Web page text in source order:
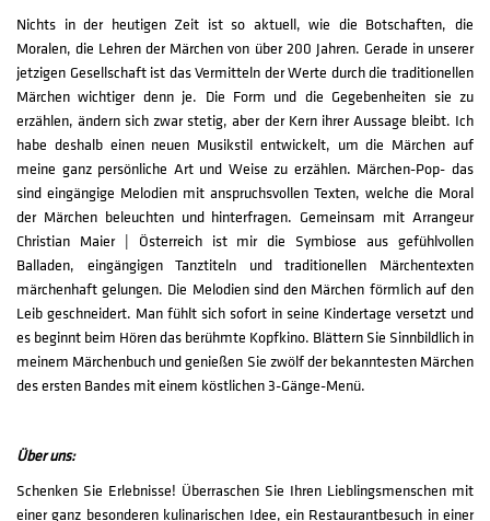
Nichts in der heutigen Zeit ist so aktuell, wie die Botschaften, die
Moralen, die Lehren der Märchen von über 200 Jahren. Gerade in unserer
jetzigen Gesellschaft ist das Vermitteln der Werte durch die traditionellen
Märchen wichtiger denn je. Die Form und die Gegebenheiten sie zu
erzählen, ändern sich zwar stetig, aber der Kern ihrer Aussage bleibt. Ich
habe deshalb einen neuen Musikstil entwickelt, um die Märchen auf
meine ganz persönliche Art und Weise zu erzählen. Märchen-Pop- das
sind eingängige Melodien mit anspruchsvollen Texten, welche die Moral
der Märchen beleuchten und hinterfragen. Gemeinsam mit Arrangeur
Christian Maier | Österreich ist mir die Symbiose aus gefühlvollen
Balladen, eingängigen Tanztiteln und traditionellen Märchentexten
märchenhaft gelungen. Die Melodien sind den Märchen förmlich auf den
Leib geschneidert. Man fühlt sich sofort in seine Kindertage versetzt und
es beginnt beim Hören das berühmte Kopfkino. Blättern Sie Sinnbildlich in
meinem Märchenbuch und genießen Sie zwölf der bekanntesten Märchen
des ersten Bandes mit einem köstlichen 3-Gänge-Menü.
Über uns:
Schenken Sie Erlebnisse! Überraschen Sie Ihren Lieblingsmenschen mit
einer ganz besonderen kulinarischen Idee, ein Restaurantbesuch in einer